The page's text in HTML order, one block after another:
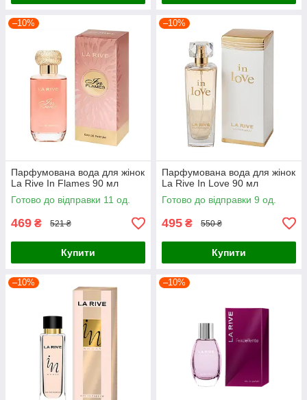
–10%
Парфумована вода для жінок
La Rive In Flames 90 мл
Готово до відправки 11 од.
469 ₴ 521 ₴
Купити
–10%
Парфумована вода для жінок
La Rive In Love 90 мл
Готово до відправки 9 од.
495 ₴ 550 ₴
Купити
–10% –10%